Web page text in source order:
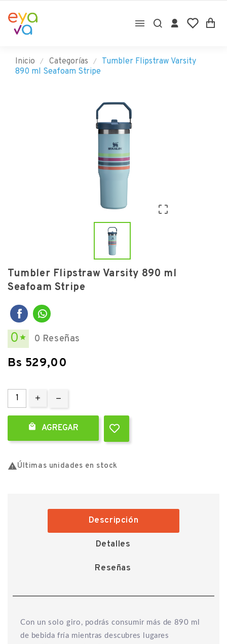

Inicio Categorías
Tumbler Flipstraw Varsity
890 ml Seafoam Stripe

Tumbler Flipstraw Varsity 890 ml
Seafoam Stripe
0  0 Reseñas
Bs 529,00
 AGREGAR
Últimas unidades en stock
Descripción
Detalles
Reseñas
Con un solo giro, podrás consumir más de 890 ml
de bebida fría mientras descubres lugares